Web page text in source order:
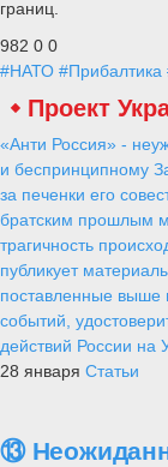
границ.
982 0 0
#НАТО #Прибалтика
Проект
«Анти Россия» -
и беспринципному
за печенки его
братским прошлым
трагичность
публикует
поставленные выше
событий,
действий России на
28 января Статьи
⑬